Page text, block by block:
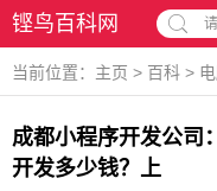
铿鸟百科网
当前位置： 主页 > 百科 >
成都小程序开发公司
开发多少钱？上